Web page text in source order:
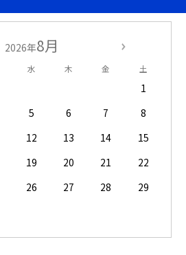
2026年8月
水 木 金 土
1
5 6 7
8
12 13 14
15
19 20 21
22
26 27 28
29